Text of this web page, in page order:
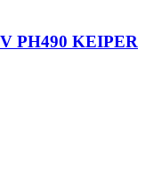
PH490 KEIPER